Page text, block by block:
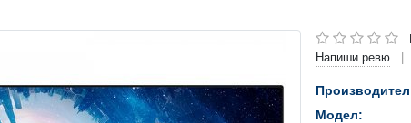
Напиши ревю
Модел: